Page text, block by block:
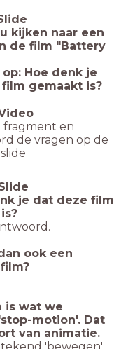
kijken naar een
de film "Battery
Hoe denk je
gemaakt is?
fragment en
de vragen op de
je dat deze film
ook een
is wat we
motion'. Dat
van animatie.
'bewegen'